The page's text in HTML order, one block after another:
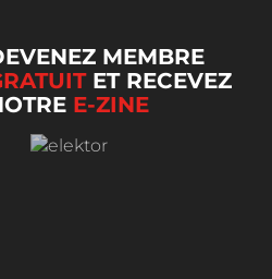
MEMBRE
ET RECEVEZ
E-ZINE